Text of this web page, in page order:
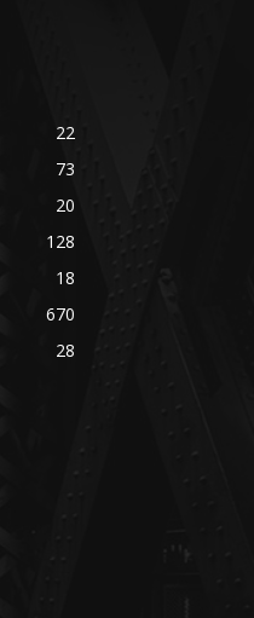
22
73
20
128
18
670
28